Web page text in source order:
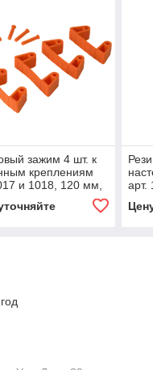
зажим 4 шт. к
креплениям
и 1018, 120 мм,